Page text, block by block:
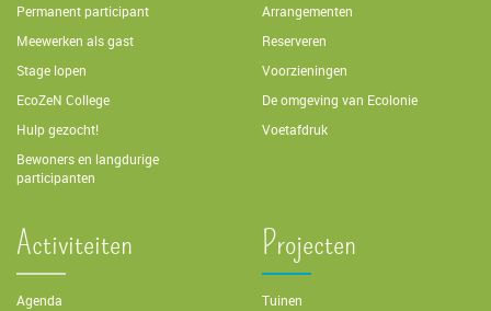
Permanent participant
Meewerken als gast
Stage lopen
EcoZeN College
Hulp gezocht!
Bewoners en langdurige
participanten
Arrangementen
Reserveren
Voorzieningen
De omgeving van Ecolonie
Voetafdruk
Activiteiten
Agenda
Projecten
Tuinen